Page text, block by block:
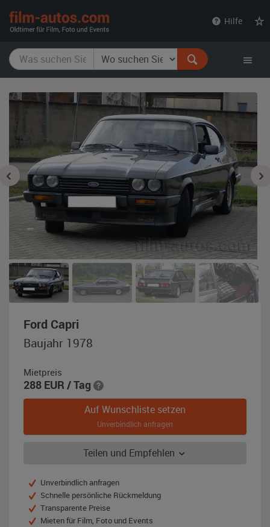
Hilfe
Ford Capri
Baujahr
1978,
metallic
Baujahr 1978
Mietpreis
288 EUR / Tag
Auf Wunschliste setzen
Unverbindlich anfragen
Teilen und Empfehlen
Unverbindlich anfragen
Schnelle persönliche Rückmeldung
Transparente Preise
Mieten für Film, Foto und Events